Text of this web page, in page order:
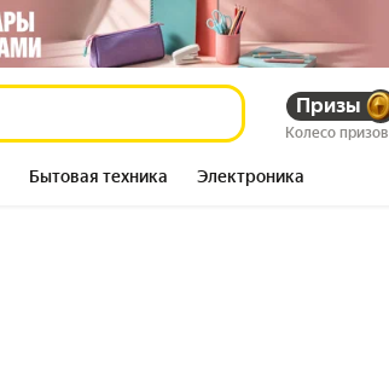
Призы
Колесо призов
Бытовая техника Электроника